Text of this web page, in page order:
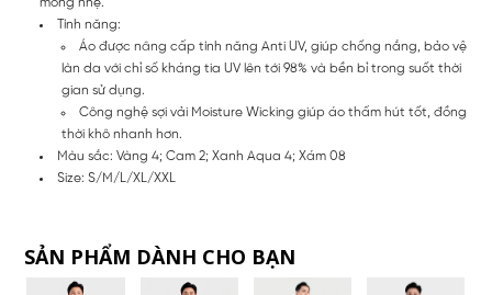
Tính năng:
Áo được nâng cấp tính năng Anti UV, giúp chống nắng, bảo vệ
làn da với chỉ số kháng tia UV lên tới 98% và bền bỉ trong suốt thời
gian sử dụng.
Công nghệ sợi vải Moisture Wicking giúp áo thấm hút tốt, đồng
thời khô nhanh hơn.
Màu sắc: Vàng 4; Cam 2; Xanh Aqua 4; Xám 08
Size: S/M/L/XL/XXL
SẢN PHẨM DÀNH CHO BẠN